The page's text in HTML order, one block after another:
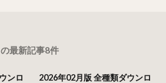
の最新記事8件
ンロ
2026年02月版 全種類ダウンロ